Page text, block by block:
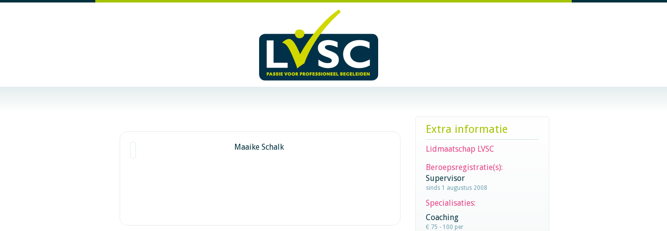
Maaike Schalk
Extra informatie
Lidmaatschap LVSC
Beroepsregistratie(s):
Supervisor
sinds 1 augustus 2008
Specialisaties:
Coaching
€ 75 - 100 per